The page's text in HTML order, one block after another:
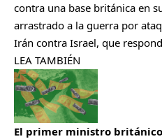
contra una base británica en
arrastrado a la guerra por
Irán contra Israel, que
LEA TAMBIÉN
El primer ministro